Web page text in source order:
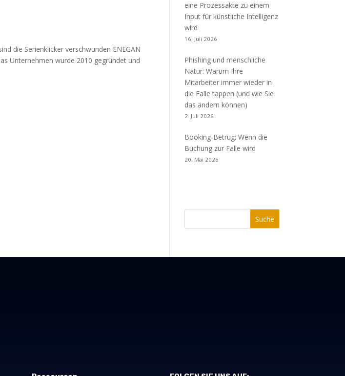
die Serienklicker verschwunden ENEGAN
Unternehmen wurde 2010 gegründet und
eine Prozessakte zu einem
Input für künstliche Intelligenz
wird
16. Juli 2026
Phishing und menschliche
Natur: Warum Ihre
Mitarbeiter immer wieder in
die Falle tappen (und wie Sie
das ändern können)
2. Juli 2026
Booking-Betrug: Wenn die
Buchung zur Falle wird
20. Mai 2026
Suche